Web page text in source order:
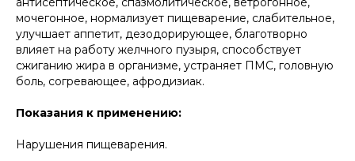
мочегонное, нормализует пищеварение, слабительное,
улучшает аппетит, дезодорирующее, благотворно
влияет на работу желчного пузыря, способствует
сжиганию жира в организме, устраняет ПМС, головную
боль, согревающее, афродизиак.
Показания к применению:
Нарушения пищеварения.